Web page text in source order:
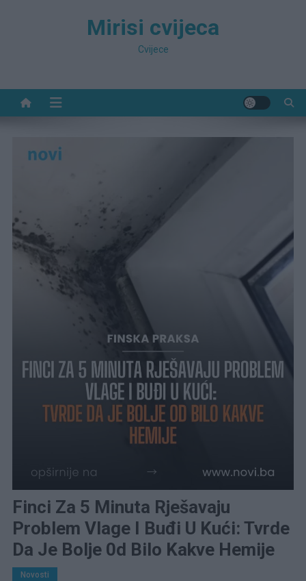
Mirisi cvijeca
Cvijece
Finci Za 5 Minuta Rješavaju
Problem Vlage I Buđi U Kući: Tvrde
Da Je Bolje 0d Bilo Kakve Hemije
Novosti